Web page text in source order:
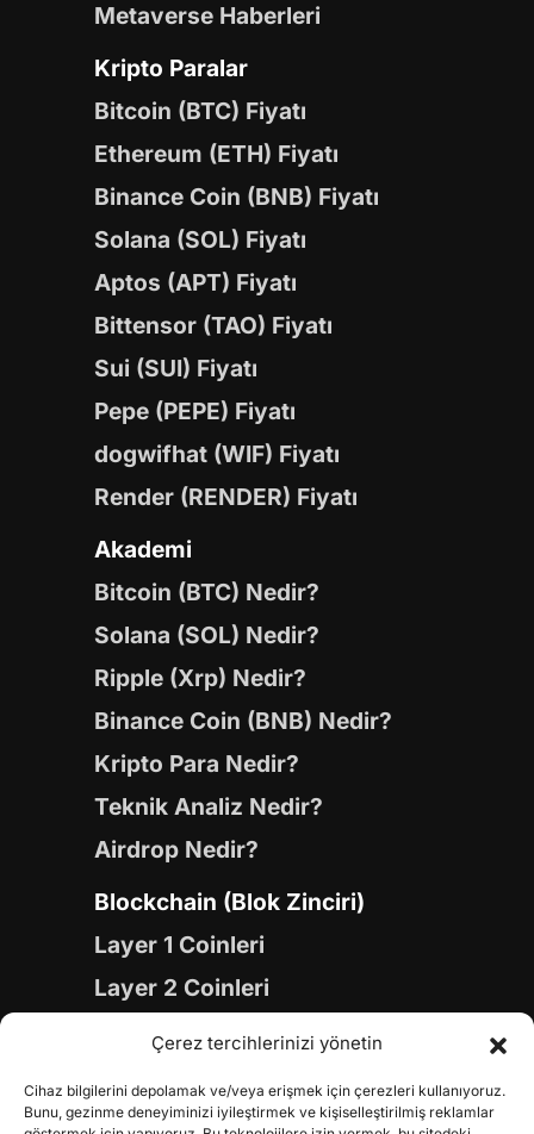
Çerez tercihlerinizi yönetin
Cihaz bilgilerini depolamak ve/veya erişmek için çerezleri kullanıyoruz.
Bunu, gezinme deneyiminizi iyileştirmek ve kişiselleştirilmiş reklamlar
Metaverse Haberleri
Kripto Paralar
Bitcoin (BTC) Fiyatı
Ethereum (ETH) Fiyatı
Binance Coin (BNB) Fiyatı
Solana (SOL) Fiyatı
Aptos (APT) Fiyatı
Bittensor (TAO) Fiyatı
Sui (SUI) Fiyatı
Pepe (PEPE) Fiyatı
dogwifhat (WIF) Fiyatı
Render (RENDER) Fiyatı
Akademi
Bitcoin (BTC) Nedir?
Solana (SOL) Nedir?
Ripple (Xrp) Nedir?
Binance Coin (BNB) Nedir?
Kripto Para Nedir?
Teknik Analiz Nedir?
Airdrop Nedir?
Blockchain (Blok Zinciri)
Layer 1 Coinleri
Layer 2 Coinleri
Yapay Zeka (AI) Coinleri
Gaming Coinleri